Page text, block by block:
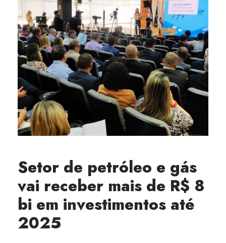
Setor de petróleo e gás
vai receber mais de R$ 8
bi em investimentos até
2025